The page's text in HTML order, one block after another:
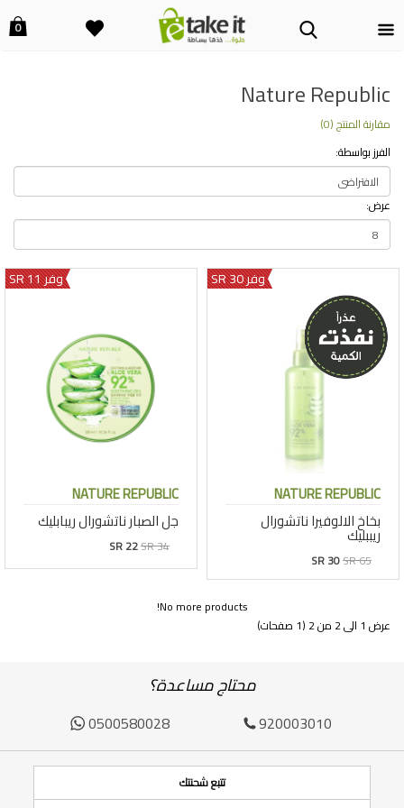
0
Nature Republic
مقارنة المنتج (0)
الفرز بواسطة:
عرض:
وفر 30 SR
NATURE REPUBLIC
بخاخ الالوفيرا ناتشورال
ريببليك
SR 30SR 65
وفر 11 SR
NATURE REPUBLIC
جل الصبار ناتشورال ريبابليك
SR 22SR 34
No more products!
عرض 1 الى 2 من 2 (1 صفحات)
محتاج مساعدة؟
920003010
0500580028
تتبع شحنتك